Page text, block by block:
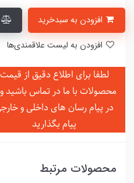
لطفا برای اطلاع دقیق از قیمت
محصولات با ما در تماس باشید و
در پیام رسان های داخلی و
پیام بگذارید
محصولات مرتبط